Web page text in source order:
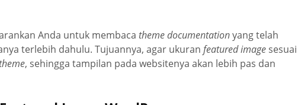
Anda untuk membaca theme documentationyang telah
terlebih dahulu. Tujuannya, agar ukuran featured image sesuai
, sehingga tampilan pada websitenya akan lebih pas dan